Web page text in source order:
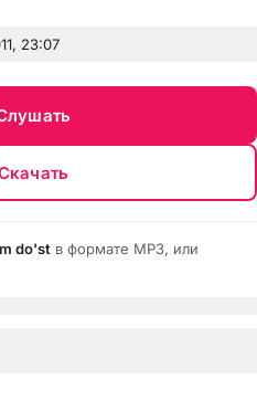
23:07
do'st в формате MP3, или